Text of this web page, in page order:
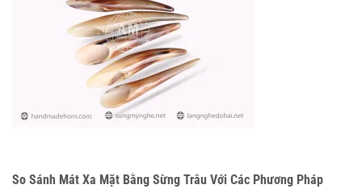
So Sánh Mát Xa Mặt Bằng Sừng Trâu Với Các Phương Pháp